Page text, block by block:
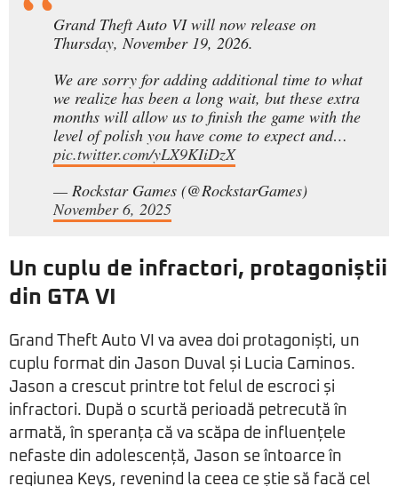
Grand Theft Auto VI will now release on
Thursday, November 19, 2026.
We are sorry for adding additional time to what
we realize has been a long wait, but these extra
months will allow us to finish the game with the
level of polish you have come to expect and…
pic.twitter.com/yLX9KIiDzX
— Rockstar Games (@RockstarGames)
November 6, 2025
Un cuplu de infractori, protagoniștii
din GTA VI
Grand Theft Auto VI va avea doi protagoniști, un
cuplu format din Jason Duval și Lucia Caminos.
Jason a crescut printre tot felul de escroci și
infractori. După o scurtă perioadă petrecută în
armată, în speranța că va scăpa de influențele
nefaste din adolescență, Jason se întoarce în
regiunea Keys, revenind la ceea ce știe să facă cel